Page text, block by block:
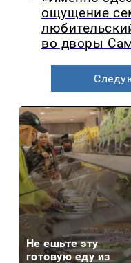
ощущение
во дворы
Не ешьте эту
готовую еду из